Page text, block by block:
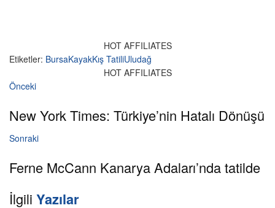
HOT AFFILIATES
Etiketler: BursaKayakKış TatiliUludağ
HOT AFFILIATES
Önceki
New York Times: Türkiye’nin Hatalı Dönüşü
Sonraki
Ferne McCann Kanarya Adaları’nda tatilde
İlgili Yazılar